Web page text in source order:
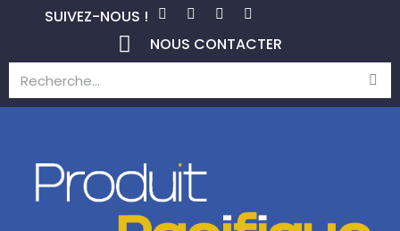
SUIVEZ-NOUS !
NOUS CONTACTER